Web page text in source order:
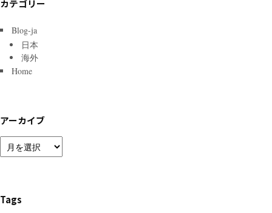
カテゴリー
Blog-ja
日本
海外
Home
アーカイブ
ー
ブ
Tags